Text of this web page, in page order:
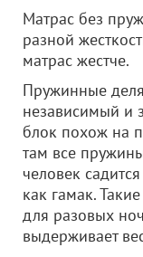
Матрас без
разной
матрас жестче.
Пружинные
независимый и
блок похож на
там все
человек
как гамак.
для разовых
выдерживает